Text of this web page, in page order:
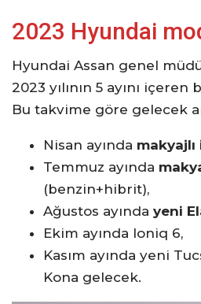
2023 Hyundai
Hyundai Assan genel
2023 yılının 5 ayını içeren
Bu takvime göre gelecek
Nisan ayında makyajlı
Temmuz ayında
(benzin+hibrit),
Ağustos ayında yeni
Ekim ayında Ioniq 6,
Kasım ayında yeni
Kona gelecek.